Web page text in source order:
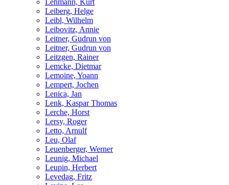
Lehmann, Kurt
Leiberg, Helge
Leibl, Wilhelm
Leibovitz, Annie
Leitner, Gudrun von
Leitner, Gudrun von
Leitzgen, Rainer
Lemcke, Dietmar
Lemoine, Yoann
Lempert, Jochen
Lenica, Jan
Lenk, Kaspar Thomas
Lerche, Horst
Lersy, Roger
Letto, Arnulf
Leu, Olaf
Leuenberger, Werner
Leunig, Michael
Leupin, Herbert
Levedag, Fritz